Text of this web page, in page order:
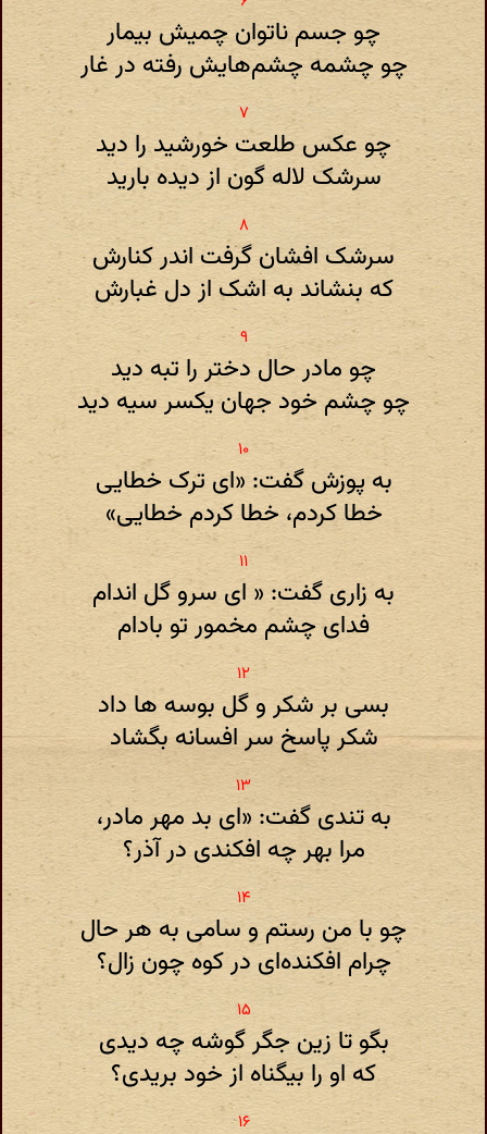
چو جسم ناتوان چمیش بیمار
چو چشمه چشم‌هایش رفته در غار
چو عکس طلعت خورشید را دید
سرشک لاله گون از دیده بارید
سرشک افشان گرفت اندر کنارش
که بنشاند به اشک از دل غبارش
چو مادر حال دختر را تبه دید
چو چشم خود جهان یکسر سیه دید
به پوزش گفت: «ای ترک خطایی
خطا کردم، خطا کردم خطایی»
به زاری گفت: « ای سرو گل اندام
فدای چشم مخمور تو بادام
بسی بر شکر و گل بوسه ها داد
شکر پاسخ سر افسانه بگشاد
به تندی گفت: «ای بد مهر مادر،
مرا بهر چه افکندی در آذر؟
چو با من رستم و سامی به هر حال
چرام افکنده‌ای در کوه چون زال؟
بگو تا زین جگر گوشه چه دیدی
که او را بیگناه از خود بریدی؟